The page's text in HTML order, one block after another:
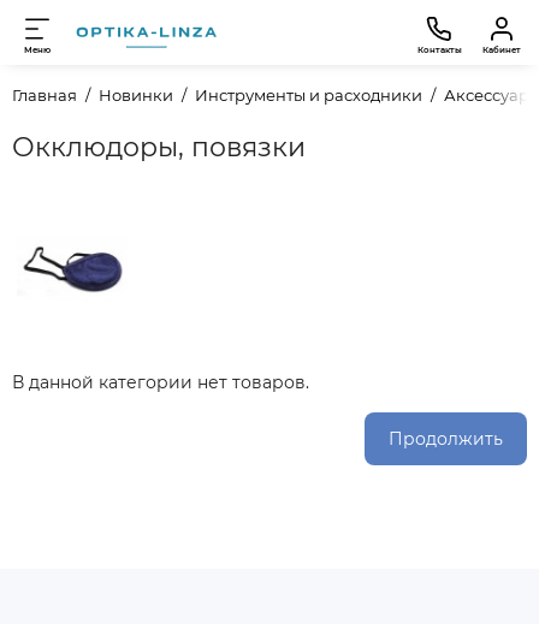
Меню Контакты Кабинет
Главная Новинки Инструменты и расходники
Окклюдоры, повязки
В данной категории нет товаров.
Продолжить